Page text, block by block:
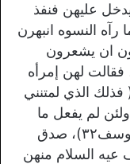
عليهن فنفذ
النسوه انبهرن
ان يشعرون
لهن إمرأه
فذلك الذي لمتنني
لم يفعل ما
أمره ليسجن وليكونا من الصاغرين)(يوسف٣٢)، صدق
عيه السلام منهن